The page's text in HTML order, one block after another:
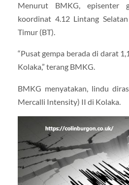
Menurut BMKG, episenter
koordinat 4.12 Lintang
Timur (BT).
“Pusat gempa berada di darat
Kolaka,” terang BMKG.
BMKG menyatakan, lindu
Mercalli Intensity) II di Kolaka.